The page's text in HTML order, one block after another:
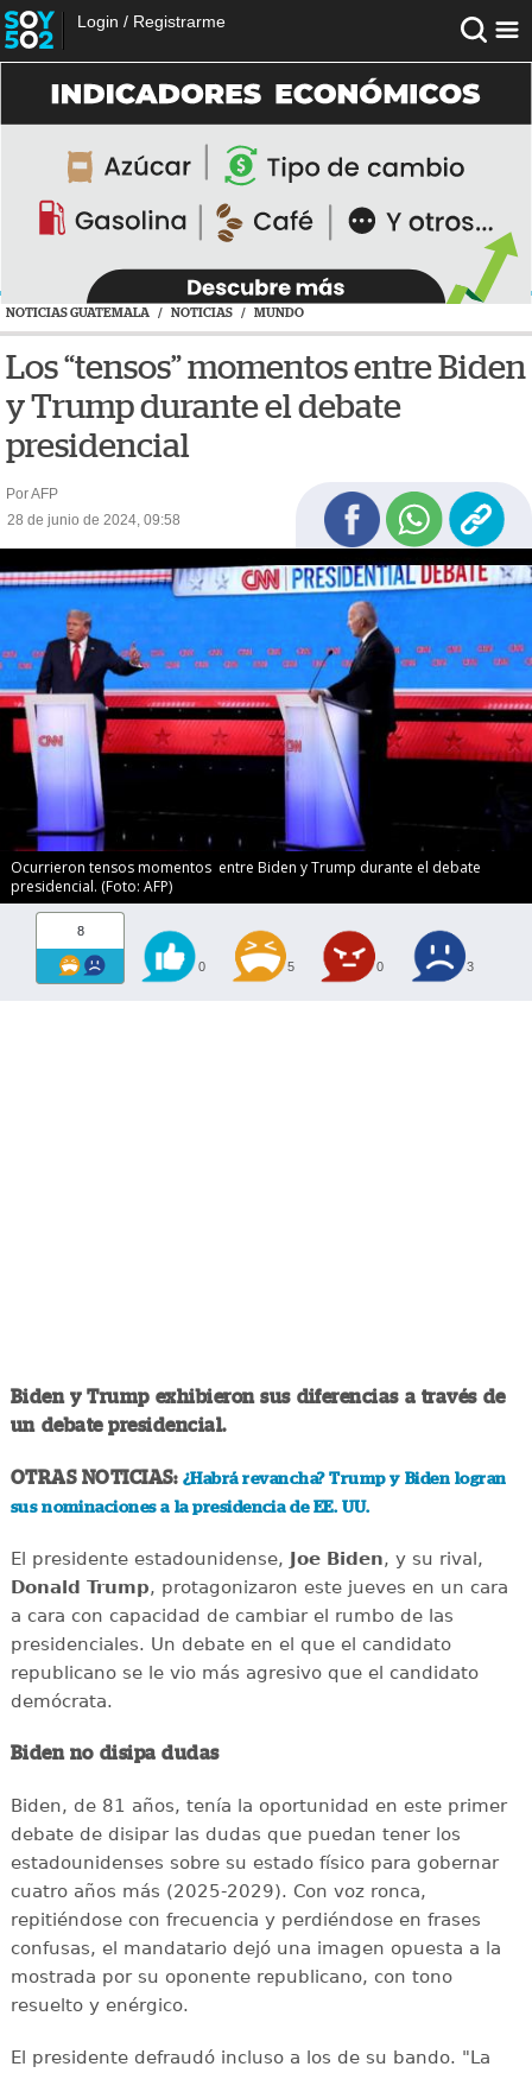
Login / Registrarme
NOTICIAS GUATEMALA / NOTICIAS / MUNDO
Los “tensos” momentos entre Biden
y Trump durante el debate
presidencial
Por AFP
28 de junio de 2024, 09:58
Ocurrieron tensos momentos entre Biden y Trump durante el debate
presidencial. (Foto: AFP)
8
0 5 0 3
Biden y Trump exhibieron sus diferencias a través de
un debate presidencial.
OTRAS NOTICIAS: ¿Habrá revancha? Trump y Biden logran
sus nominaciones a la presidencia de EE. UU.
El presidente estadounidense, Joe Biden, y su rival,
Donald Trump, protagonizaron este jueves en un cara
a cara con capacidad de cambiar el rumbo de las
presidenciales. Un debate en el que el candidato
republicano se le vio más agresivo que el candidato
demócrata.
Biden no disipa dudas
Biden, de 81 años, tenía la oportunidad en este primer
debate de disipar las dudas que puedan tener los
estadounidenses sobre su estado físico para gobernar
cuatro años más (2025-2029). Con voz ronca,
repitiéndose con frecuencia y perdiéndose en frases
confusas, el mandatario dejó una imagen opuesta a la
mostrada por su oponente republicano, con tono
resuelto y enérgico.
El presidente defraudó incluso a los de su bando. "La